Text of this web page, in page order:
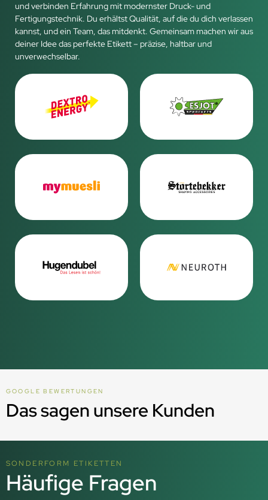
und verbinden Erfahrung mit modernster Druck- und
Fertigungstechnik. Du erhältst Qualität, auf die du dich verlassen
kannst, und ein Team, das mitdenkt. Gemeinsam machen wir aus
deiner Idee das perfekte Etikett – präzise, haltbar und
unverwechselbar.
GOOGLE BEWERTUNGEN
Das sagen unsere Kunden
SONDERFORM ETIKETTEN
Häufige Fragen